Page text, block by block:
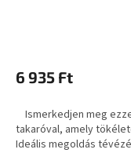
6 935 Ft
Ismerkedjen meg
takaróval, amely
Ideális megoldás